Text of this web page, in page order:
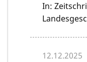
In:
12.12.2025